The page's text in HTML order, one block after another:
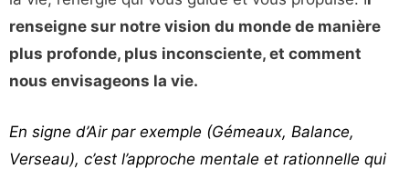
renseigne sur notre vision du monde de manière
plus profonde, plus inconsciente, et comment
nous envisageons la vie.
En signe d’Air par exemple (Gémeaux, Balance,
Verseau), c’est l’approche mentale et rationnelle qui